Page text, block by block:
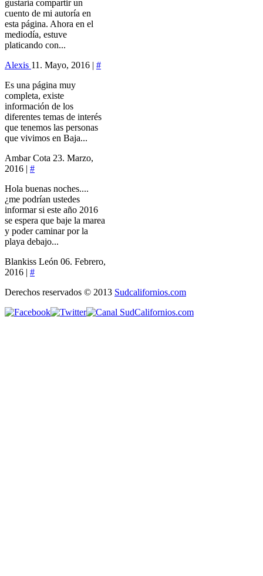
gustaría compartir un
cuento de mi autoría en
esta página. Ahora en el
mediodía, estuve
platicando con...
Alexis 11. Mayo, 2016 | #
Es una página muy
completa, existe
información de los
diferentes temas de interés
que tenemos las personas
que vivimos en Baja...
Ambar Cota 23. Marzo,
2016 | #
Hola buenas noches....
¿me podrían ustedes
informar si este año 2016
se espera que baje la marea
y poder caminar por la
playa debajo...
Blankiss León 06. Febrero,
2016 | #
Derechos reservados © 2013 Sudcalifornios.com